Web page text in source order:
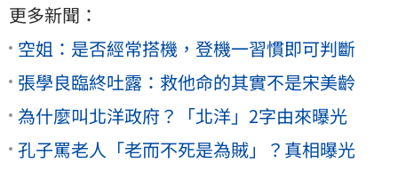
更多新聞：
空姐：是否經常搭機，登機一習慣即可判斷
張學良臨終吐露：救他命的其實不是宋美齡
為什麼叫北洋政府？「北洋」2字由來曝光
孔子罵老人「老而不死是為賊」？真相曝光